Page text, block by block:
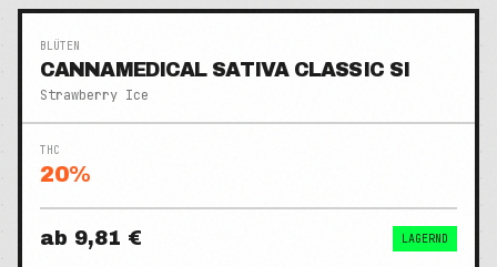
BLÜTEN
CANNAMEDICAL SATIVA CLASSIC SI
Strawberry Ice
THC
20%
ab 9,81 € LAGERND